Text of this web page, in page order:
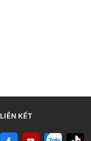
LIÊN KẾT